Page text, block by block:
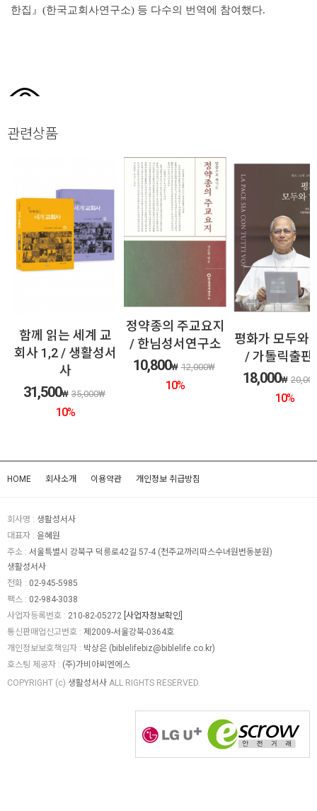
한집』(한국교회사연구소) 등 다수의 번역에 참여했다.
관련상품
세계 교
생활성서
35,000 ₩
정약종의 주교요지
/ 한님성서연구소
10,800 12,000₩
평화가 모두와 함께
/ 가톨릭출판사
18,000 20,000₩
한국
한국
HOME 회사소개 이용약관 개인정보 취급방침
회사명 : 생활성서사
대표자 : 윤혜원
주소 : 서울특별시 강북구 덕릉로42길 57-4 (천주교까리따스수녀원번동분원)
생활성서사
전화 : 02-945-5985
팩스 : 02-984-3038
사업자등록번호 : 210-82-05272 [사업자정보확인]
통신판매업신고번호 : 제2009-서울강북-0364호
개인정보보호책임자 : 박상은 ( biblelifebiz@biblelife.co.kr)
호스팅 제공자 : (주)가비아씨엔에스
COPYRIGHT (c) 생활성서사 ALL RIGHTS RESERVED.